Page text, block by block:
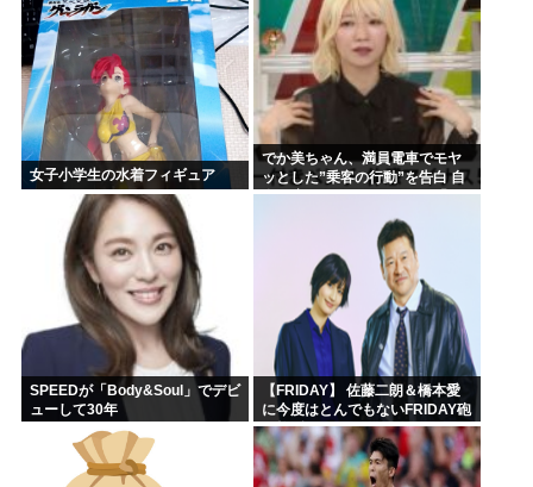
女子小学生の水着フィギュア
でか美ちゃん、満員電車でモヤ
ッとした”乗客の行動”を告白 自
身を扇子などであおぐ人に「オ
イニーがつらくて…」
SPEEDが「Body&Soul」でデビ
ューして30年
【FRIDAY】 佐藤二朗＆橋本愛
に今度はとんでもないFRIDAY砲
が炸裂してしまう！